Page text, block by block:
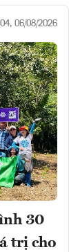
06/08/2026
30
trị cho